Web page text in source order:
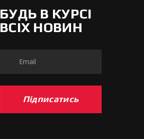
БУДЬ В КУРСІ
ВСІХ НОВИН
Підписатись